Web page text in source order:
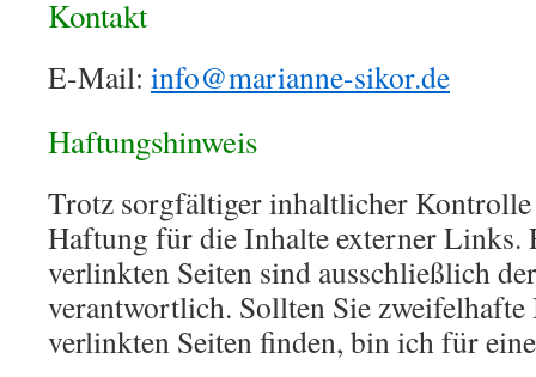
Kontakt
E-Mail: info@marianne-sikor.de
Haftungshinweis
Trotz sorgfältiger inhaltlicher Kontrolle
Haftung für die Inhalte externer Links.
verlinkten Seiten sind ausschließlich
verantwortlich. Sollten Sie
verlinkten Seiten finden, bin ich für